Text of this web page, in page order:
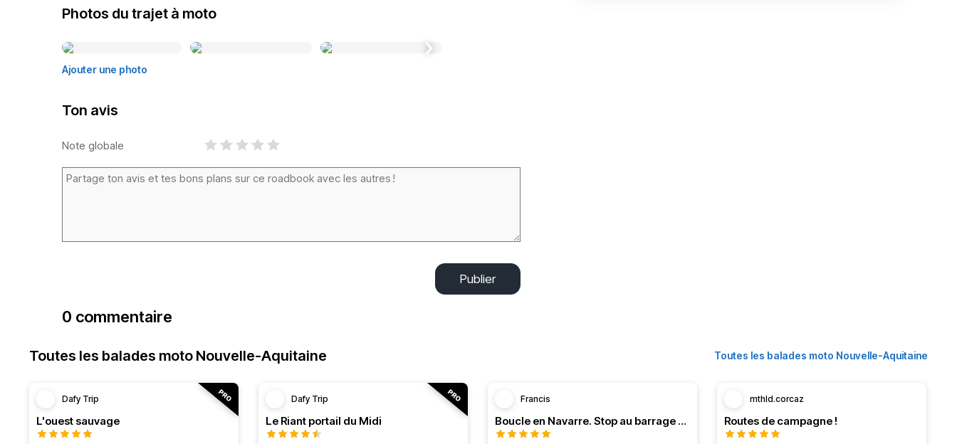
Photos du trajet à moto
Ajouter une photo
Ton avis
Note globale
Publier
0 commentaire
Toutes les balades moto Nouvelle-Aquitaine Toutes les balades moto Nouvelle-Aquitaine
Dafy Trip
L'ouest sauvage
Dafy Trip
Le Riant portail du Midi
Francis
Boucle en Navarre. Stop au barrage d’Eugi.
mthld.corcaz
Routes de campagne !